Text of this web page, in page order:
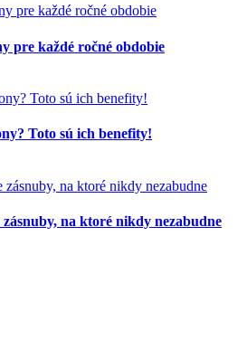
pre každé ročné obdobie
Toto sú ich benefity!
na ktoré nikdy nezabudne